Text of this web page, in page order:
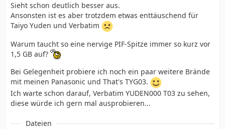
Sieht schon deutlich besser aus.
Ansonsten ist es aber trotzdem etwas enttäuschend für
Taiyo Yuden und Verbatim
Warum taucht so eine nervige PIF-Spitze immer so kurz vor
1,5 GB auf?
Bei Gelegenheit probiere ich noch ein paar weitere Brände
mit meinen Panasonic und That's TYG03.
Ich warte schon darauf, Verbatim YUDEN000 T03 zu sehen,
diese würde ich gern mal ausprobieren...
Dateien